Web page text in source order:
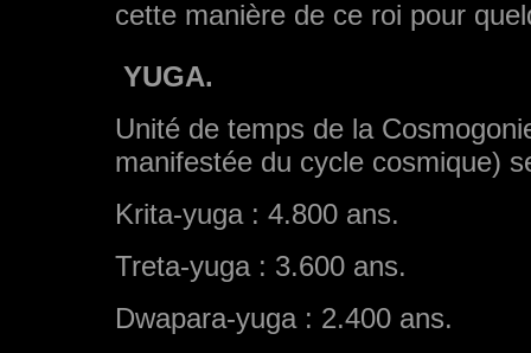
cette manière de ce roi pour
YUGA.
Unité de temps de la
manifestée du cycle cosmique)
Krita-yuga : 4.800 ans.
Treta-yuga : 3.600 ans.
Dwapara-yuga : 2.400 ans.